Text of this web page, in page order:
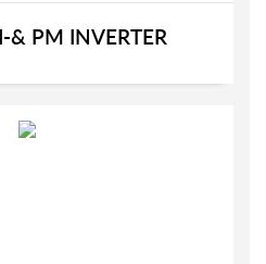
& PM INVERTER